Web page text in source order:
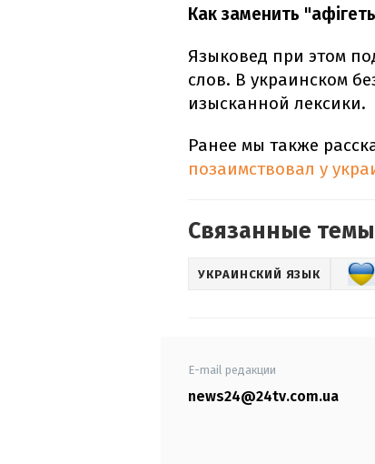
Как заменить
Языковед при этом
слов. В украинском
изысканной лексики.
Ранее мы также
позаимствовал у
Связанные
УКРАИНСКИЙ ЯЗЫК
E-mail редакции
news24@24tv.com.ua